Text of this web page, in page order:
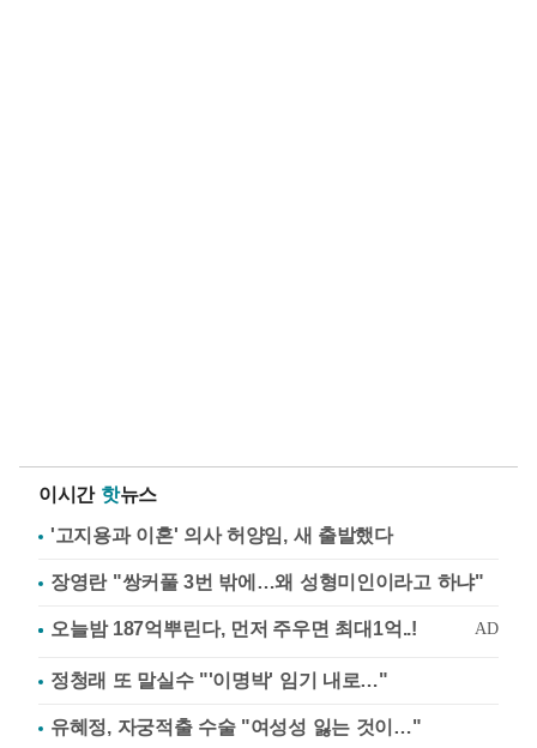
이시간 핫뉴스
'고지용과 이혼' 의사 허양임, 새 출발했다
장영란 "쌍커풀 3번 밖에…왜 성형미인이라고 하냐"
정청래 또 말실수 "'이명박' 임기 내로…"
유혜정, 자궁적출 수술 "여성성 잃는 것이…"